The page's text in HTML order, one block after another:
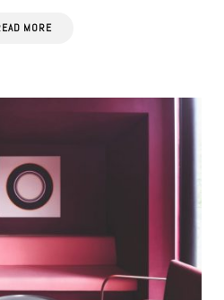
MORE